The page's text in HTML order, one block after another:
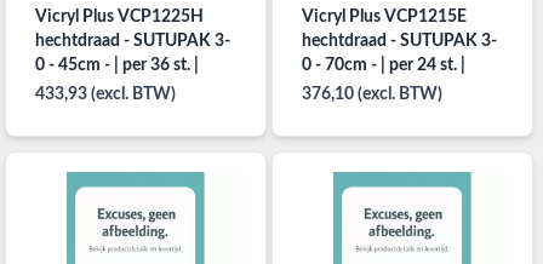
Vicryl Plus VCP1225H
hechtdraad - SUTUPAK 3-
0 - 45cm - | per 36 st. |
433,93 (excl. BTW)
Vicryl Plus VCP1215E
hechtdraad - SUTUPAK 3-
0 - 70cm - | per 24 st. |
376,10 (excl. BTW)